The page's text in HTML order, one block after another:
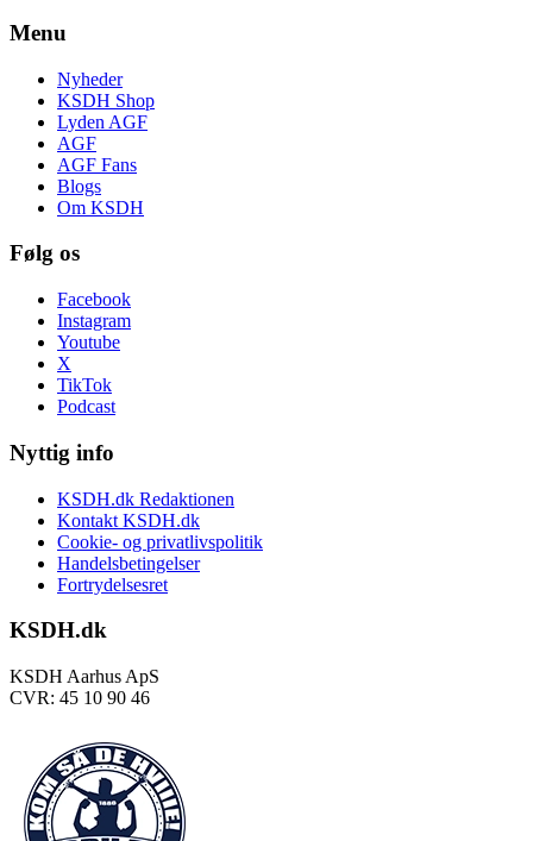
Menu
Nyheder
KSDH Shop
Lyden AGF
AGF
AGF Fans
Blogs
Om KSDH
Følg os
Facebook
Instagram
Youtube
X
TikTok
Podcast
Nyttig info
KSDH.dk Redaktionen
Kontakt KSDH.dk
Cookie- og privatlivspolitik
Handelsbetingelser
Fortrydelsesret
KSDH.dk
KSDH Aarhus ApS
CVR: 45 10 90 46